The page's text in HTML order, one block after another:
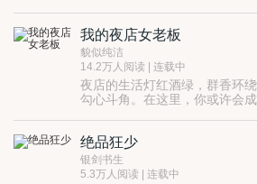
我的夜店女老板
貌似纯洁
14.2万人阅读 | 连载中
夜店的生活灯红酒绿，群香环
勾心斗角。在这里，你或许会
绝品狂少
银剑书生
5.3万人阅读 | 连载中